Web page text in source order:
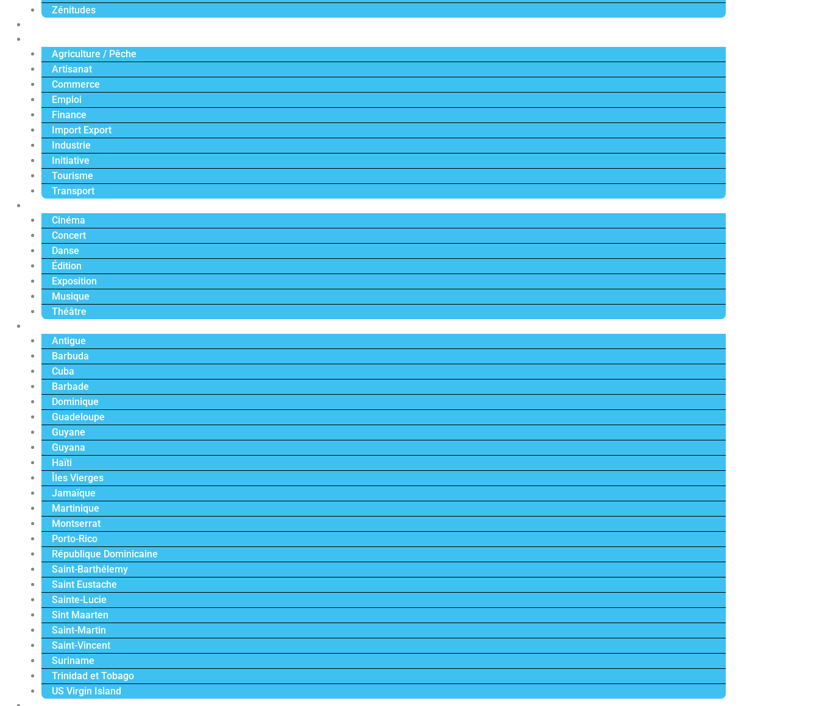
Zénitudes
Agriculture / Pêche
Artisanat
Commerce
Emploi
Finance
Import Export
Industrie
Initiative
Tourisme
Transport
Cinéma
Concert
Danse
Édition
Exposition
Musique
Théâtre
Antigue
Barbuda
Cuba
Barbade
Dominique
Guadeloupe
Guyane
Guyana
Haïti
Îles Vierges
Jamaïque
Martinique
Montserrat
Porto-Rico
République Dominicaine
Saint-Barthélemy
Saint Eustache
Sainte-Lucie
Sint Maarten
Saint-Martin
Saint-Vincent
Suriname
Trinidad et Tobago
US Virgin Island